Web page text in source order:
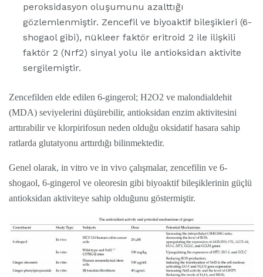
peroksidasyon oluşumunu azalttığı
gözlemlenmiştir. Zencefil ve biyoaktif bileşikleri (6-
shogaol gibi), nükleer faktör eritroid 2 ile ilişkili
faktör 2 (Nrf2) sinyal yolu ile antioksidan aktivite
sergilemiştir.
Zencefilden elde edilen 6-gingerol; H2O2 ve malondialdehit
(MDA) seviyelerini düşürebilir, antioksidan enzim aktivitesini
arttırabilir ve klorpirifosun neden olduğu oksidatif hasara sahip
ratlarda glutatyonu arttırdığı bilinmektedir.
Genel olarak, in vitro ve in vivo çalışmalar, zencefilin ve 6-
shogaol, 6-gingerol ve oleoresin gibi biyoaktif bileşiklerinin güçlü
antioksidan aktiviteye sahip olduğunu göstermiştir.